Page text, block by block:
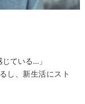
ている...」
し、新生活にスト